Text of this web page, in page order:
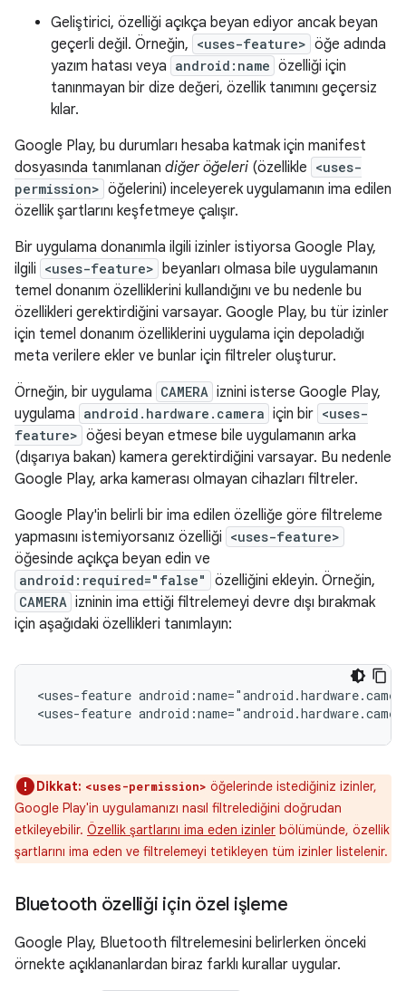
Geliştirici, özelliği açıkça beyan ediyor ancak beyan
geçerli değil. Örneğin, <uses-feature> öğe adında
yazım hatası veya android:name özelliği için
tanınmayan bir dize değeri, özellik tanımını geçersiz
kılar.
Google Play, bu durumları hesaba katmak için manifest
dosyasında tanımlanan diğer öğeleri (özellikle <uses-
permission> öğelerini) inceleyerek uygulamanın ima edilen
özellik şartlarını keşfetmeye çalışır.
Bir uygulama donanımla ilgili izinler istiyorsa Google Play,
ilgili <uses-feature> beyanları olmasa bile uygulamanın
temel donanım özelliklerini kullandığını ve bu nedenle bu
özellikleri gerektirdiğini varsayar. Google Play, bu tür izinler
için temel donanım özelliklerini uygulama için depoladığı
meta verilere ekler ve bunlar için filtreler oluşturur.
Örneğin, bir uygulama CAMERA iznini isterse Google Play,
uygulama android.hardware.camera için bir <uses-
feature> öğesi beyan etmese bile uygulamanın arka
(dışarıya bakan) kamera gerektirdiğini varsayar. Bu nedenle
Google Play, arka kamerası olmayan cihazları filtreler.
Google Play'in belirli bir ima edilen özelliğe göre filtreleme
yapmasını istemiyorsanız özelliği <uses-feature>
öğesinde açıkça beyan edin ve
android:required="false" özelliğini ekleyin. Örneğin,
CAMERA izninin ima ettiği filtrelemeyi devre dışı bırakmak
için aşağıdaki özellikleri tanımlayın:
<uses-feature
<uses-feature
Dikkat: <uses-permission> öğelerinde istediğiniz izinler,
Google Play'in uygulamanızı nasıl filtrelediğini doğrudan
etkileyebilir. Özellik şartlarını ima eden izinler bölümünde, özellik
şartlarını ima eden ve filtrelemeyi tetikleyen tüm izinler listelenir.
Bluetooth özelliği için özel işleme
Google Play, Bluetooth filtrelemesini belirlerken önceki
örnekte açıklananlardan biraz farklı kurallar uygular.